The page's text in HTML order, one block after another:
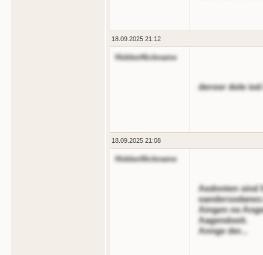
18.09.2025 21:12
HiddenNickname
deroor dole
18.09.2025 21:08
HiddenNickname
Aednnten sind
Aingen no
Aagendoeit.
Annge der...